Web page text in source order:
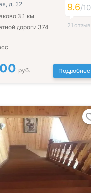
д. 32
3.1 км
дороги 374
9.6/10
21 отзыв
руб. Подробнее